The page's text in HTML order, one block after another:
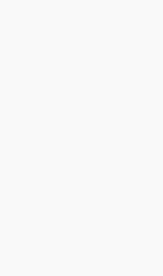
於生效期前一個月張貼通告通知
接受或拒絕本申請。房協並不保
位。
住戶（英皇道1063號、悅海華
費的調整
民及訪客提供服務，並以月